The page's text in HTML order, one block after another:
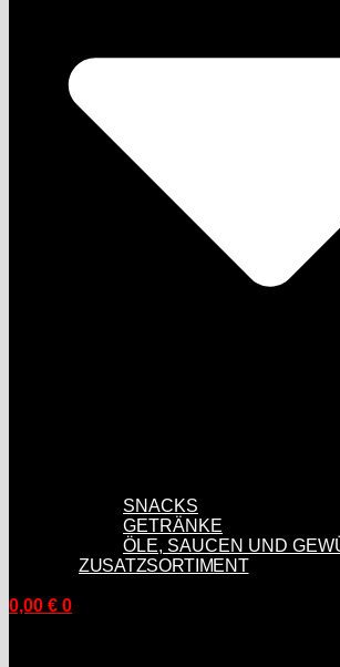
SNACKS
GETRÄNKE
ÖLE, SAUCEN UND
ZUSATZSORTIMENT
0,00 € 0